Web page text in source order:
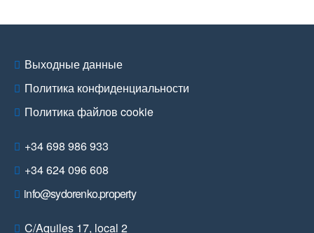
Выходные данные
Политика конфиденциальности
Политика файлов cookie
+34 698 986 933
+34 624 096 608
info@sydorenko.property
C/Aquiles 17, local 2